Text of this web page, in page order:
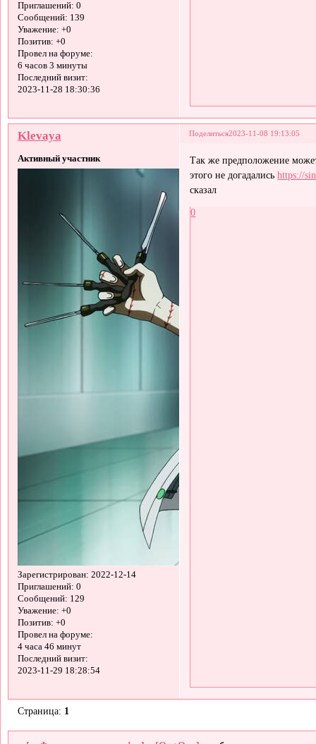
Приглашений: 0
Сообщений: 139
Уважение: +0
Позитив: +0
Провел на форуме:
6 часов 3 минуты
Последний визит:
2023-11-28 18:30:36
Поделиться2023-11-08 19:13:05
Klevaya
Активный участник
Зарегистрирован: 2022-12-14
Приглашений: 0
Сообщений: 129
Уважение: +0
Позитив: +0
Провел на форуме:
4 часа 46 минут
Последний визит:
2023-11-29 18:28:54
Так же предположение
этого не догадалисьhttps://
сказал
0
Страница: 1